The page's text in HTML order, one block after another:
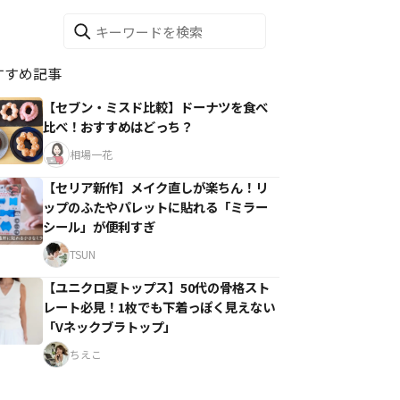
すめ記事
【セブン・ミスド比較】ドーナツを食べ
比べ！おすすめはどっち？
相場一花
【セリア新作】メイク直しが楽ちん！リ
ップのふたやパレットに貼れる「ミラー
シール」が便利すぎ
TSUN
【ユニクロ夏トップス】50代の骨格スト
レート必見！1枚でも下着っぽく見えない
「Vネックブラトップ」
ちえこ